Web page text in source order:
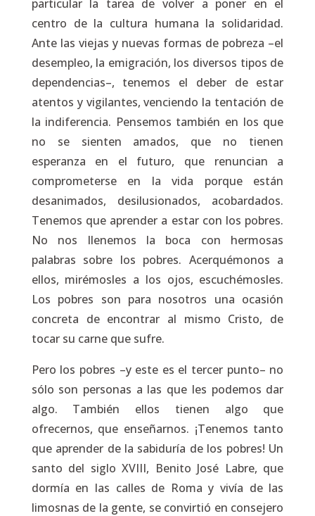
particular la tarea de volver a poner en el
centro de la cultura humana la solidaridad.
Ante las viejas y nuevas formas de pobreza –el
desempleo, la emigración, los diversos tipos de
dependencias–, tenemos el deber de estar
atentos y vigilantes, venciendo la tentación de
la indiferencia. Pensemos también en los que
no se sienten amados, que no tienen
esperanza en el futuro, que renuncian a
comprometerse en la vida porque están
desanimados, desilusionados, acobardados.
Tenemos que aprender a estar con los pobres.
No nos llenemos la boca con hermosas
palabras sobre los pobres. Acerquémonos a
ellos, mirémosles a los ojos, escuchémosles.
Los pobres son para nosotros una ocasión
concreta de encontrar al mismo Cristo, de
tocar su carne que sufre.
Pero los pobres –y este es el tercer punto– no
sólo son personas a las que les podemos dar
algo. También ellos tienen algo que
ofrecernos, que enseñarnos. ¡Tenemos tanto
que aprender de la sabiduría de los pobres! Un
santo del siglo XVIII, Benito José Labre, que
dormía en las calles de Roma y vivía de las
limosnas de la gente, se convirtió en consejero